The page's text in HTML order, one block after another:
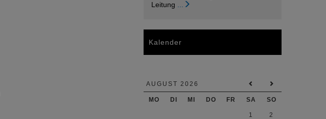
Leitung
Kalender
AUGUST 2026
MO DI MI DO FR SA SO
1 2